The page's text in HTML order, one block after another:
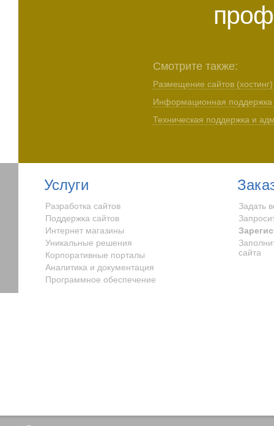
Смотрите также:
Размещение сайтов (хостинг)
Информационная поддержка
Техническая поддержка и
Услуги
Разработка сайтов
Поддержка сайтов
Интернет магазины
Уникальные решения
Корпоративные порталы
Аналитика и документация
Программное обеспечение
Задать
сайта